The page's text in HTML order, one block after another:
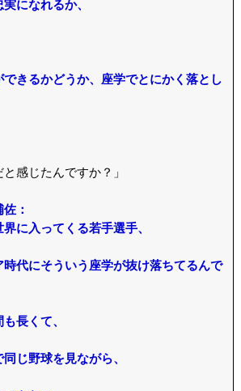
になれるか、
きるかどうか、座学でとにかく落とし
感じたんですか？」
：
に入ってくる若手選手、
代にそういう座学が抜け落ちてるんで
長くて、
じ野球を見ながら、